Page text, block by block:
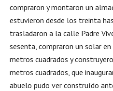
compraron y montaron un
estuvieron desde los treinta
trasladaron a la calle Padre
sesenta, compraron un solar
metros cuadrados y
metros cuadrados, que
abuelo pudo ver construído